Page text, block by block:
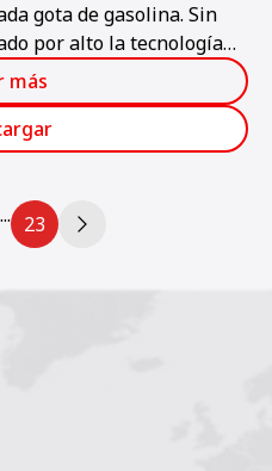
gota de gasolina. Sin
por alto la tecnología
más
... 23